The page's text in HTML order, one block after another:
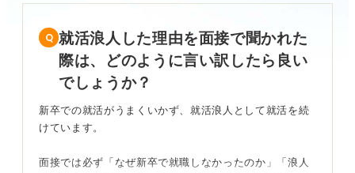
就活浪人した理由を面接で聞かれた
際は、どのように言い訳したら良い
でしょうか？
新卒での就活がうまくいかず、就活浪人として就活を続
けています。
面接では必ず「なぜ新卒で就職しなかったのか」「浪人